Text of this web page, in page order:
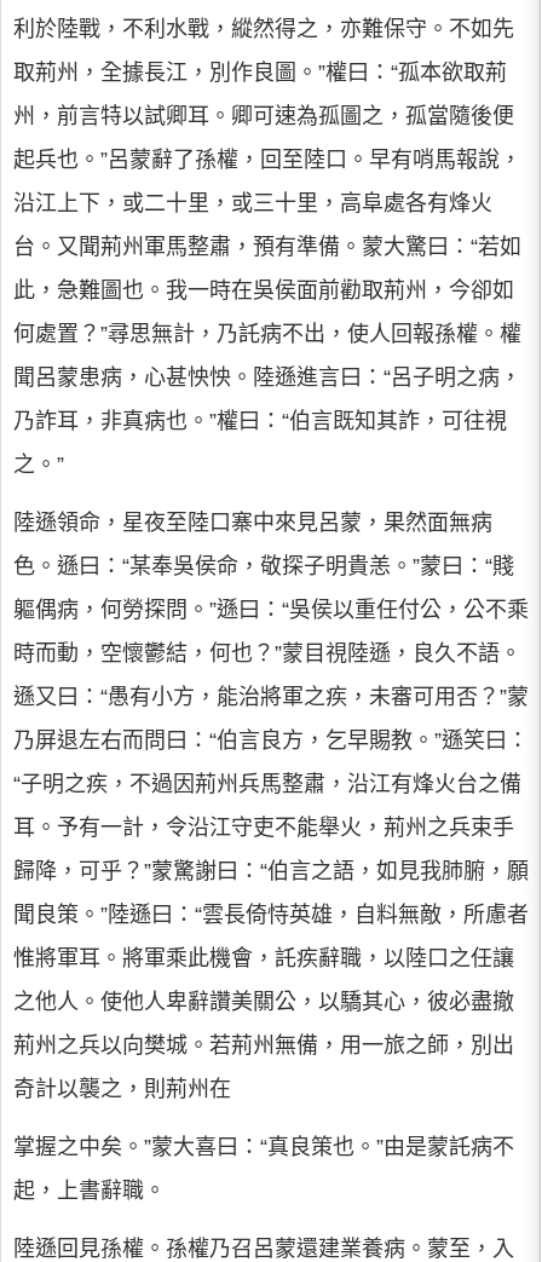
利於陸戰，不利水戰，縱然得之，亦難保守。不如先
取荊州，全據長江，別作良圖。”權曰：“孤本欲取荊
州，前言特以試卿耳。卿可速為孤圖之，孤當隨後便
起兵也。”呂蒙辭了孫權，回至陸口。早有哨馬報說，
沿江上下，或二十里，或三十里，高阜處各有烽火
台。又聞荊州軍馬整肅，預有準備。蒙大驚曰：“若如
此，急難圖也。我一時在吳侯面前勸取荊州，今卻如
何處置？”尋思無計，乃託病不出，使人回報孫權。權
聞呂蒙患病，心甚怏怏。陸遜進言曰：“呂子明之病，
乃詐耳，非真病也。”權曰：“伯言既知其詐，可往視
之。”
陸遜領命，星夜至陸口寨中來見呂蒙，果然面無病
色。遜曰：“某奉吳侯命，敬探子明貴恙。”蒙曰：“賤
軀偶病，何勞探問。”遜曰：“吳侯以重任付公，公不乘
時而動，空懷鬱結，何也？”蒙目視陸遜，良久不語。
遜又曰：“愚有小方，能治將軍之疾，未審可用否？”蒙
乃屏退左右而問曰：“伯言良方，乞早賜教。”遜笑曰：
“子明之疾，不過因荊州兵馬整肅，沿江有烽火台之備
耳。予有一計，令沿江守吏不能舉火，荊州之兵束手
歸降，可乎？”蒙驚謝曰：“伯言之語，如見我肺腑，願
聞良策。”陸遜曰：“雲長倚恃英雄，自料無敵，所慮者
惟將軍耳。將軍乘此機會，託疾辭職，以陸口之任讓
之他人。使他人卑辭讚美關公，以驕其心，彼必盡撤
荊州之兵以向樊城。若荊州無備，用一旅之師，別出
奇計以襲之，則荊州在
掌握之中矣。”蒙大喜曰：“真良策也。”由是蒙託病不
起，上書辭職。
陸遜回見孫權。孫權乃召呂蒙還建業養病。蒙至，入